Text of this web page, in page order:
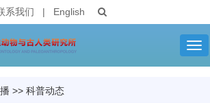
系我们 | English
>> 科普动态